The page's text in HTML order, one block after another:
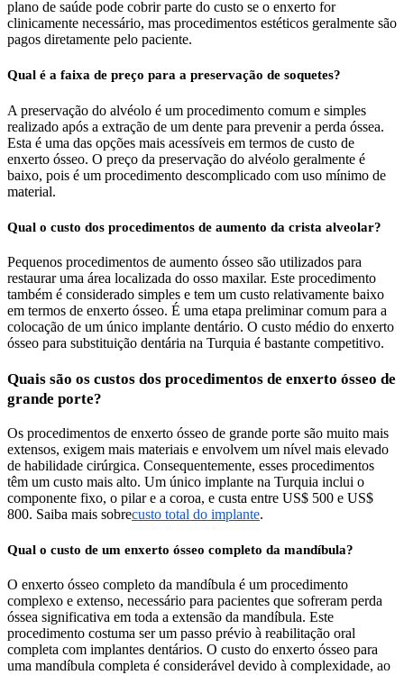
plano de saúde pode cobrir parte do custo se o enxerto for
clinicamente necessário, mas procedimentos estéticos geralmente são
pagos diretamente pelo paciente.
Qual é a faixa de preço para a preservação de soquetes?
A preservação do alvéolo é um procedimento comum e simples
realizado após a extração de um dente para prevenir a perda óssea.
Esta é uma das opções mais acessíveis em termos de custo de
enxerto ósseo. O preço da preservação do alvéolo geralmente é
baixo, pois é um procedimento descomplicado com uso mínimo de
material.
Qual o custo dos procedimentos de aumento da crista alveolar?
Pequenos procedimentos de aumento ósseo são utilizados para
restaurar uma área localizada do osso maxilar. Este procedimento
também é considerado simples e tem um custo relativamente baixo
em termos de enxerto ósseo. É uma etapa preliminar comum para a
colocação de um único implante dentário. O custo médio do enxerto
ósseo para substituição dentária na Turquia é bastante competitivo.
Quais são os custos dos procedimentos de enxerto ósseo de
grande porte?
Os procedimentos de enxerto ósseo de grande porte são muito mais
extensos, exigem mais materiais e envolvem um nível mais elevado
de habilidade cirúrgica. Consequentemente, esses procedimentos
têm um custo mais alto. Um único implante na Turquia inclui o
componente fixo, o pilar e a coroa, e custa entre US$ 500 e US$
800. Saiba mais sobrecusto total do implante.
Qual o custo de um enxerto ósseo completo da mandíbula?
O enxerto ósseo completo da mandíbula é um procedimento
complexo e extenso, necessário para pacientes que sofreram perda
óssea significativa em toda a extensão da mandíbula. Este
procedimento costuma ser um passo prévio à reabilitação oral
completa com implantes dentários. O custo do enxerto ósseo para
uma mandíbula completa é considerável devido à complexidade, ao